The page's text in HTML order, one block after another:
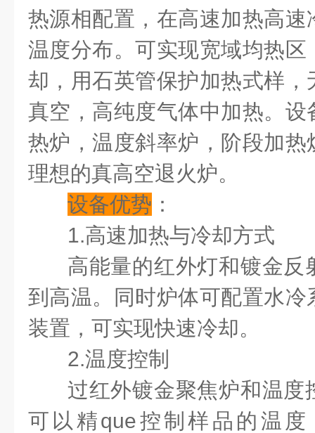
热源相配置，在高速加热高
温度分布。可实现宽域均热
却，用石英管保护加热式样
真空，高纯度气体中加热。
热炉，温度斜率炉，阶段加
理想的真高空退火炉。
设备优势 ：
1.高速加热与冷却方式
高能量的红外灯和镀金反
到高温。同时炉体可配置水
装置，可实现快速冷却。
2.温度控制
过红外镀金聚焦炉和温度
可以精que控制样品的温